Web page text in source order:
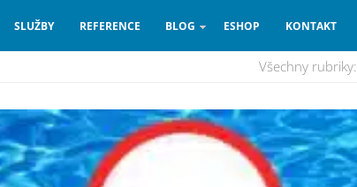
SLUŽBY REFERENCE BLOG ESHOP KONTAKT
Všechny rubriky: